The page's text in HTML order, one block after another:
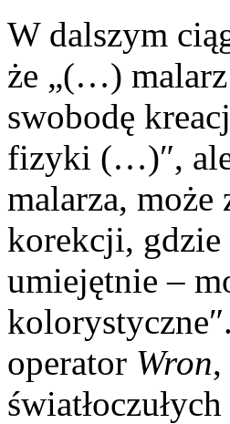
W dalszym
że „(…) malarz
swobodę
fizyki (…)″, ale
malarza,
korekcji, gdzie
umiejętnie –
operator Wron